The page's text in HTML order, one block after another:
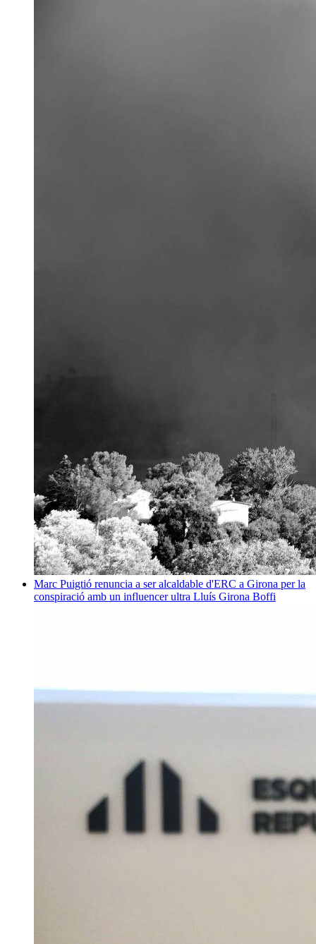
Marc Puigtió renuncia a ser alcaldable d'ERC a Girona per la
conspiració amb un influencer ultra Lluís Girona Boffi